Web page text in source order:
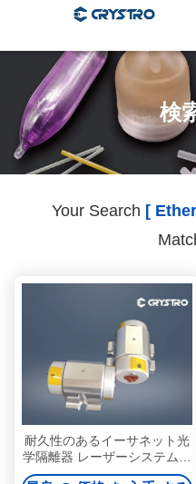
検
Your Search [
耐久性のあるイーサネット光
学隔離器 レーザーシステムの
ための光ファイバー隔離器